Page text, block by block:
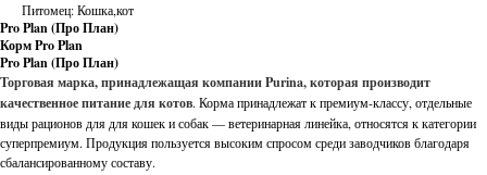
Питомец: Кошка,кот
Pro Plan (Про План)
Корм Pro Plan
Pro Plan (Про План)
Торговая марка, принадлежащая компании Purina, которая производит
качественное питание для котов. Корма принадлежат к премиум-классу, отдельные
виды рационов для для кошек и собак — ветеринарная линейка, относятся к категории
суперпремиум. Продукция пользуется высоким спросом среди заводчиков благодаря
сбалансированному составу.